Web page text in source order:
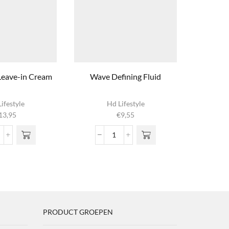
in Cream Wave Defining Fluid
Hd Lifestyle
€9,55
Wave
PRODUCT GROEPEN